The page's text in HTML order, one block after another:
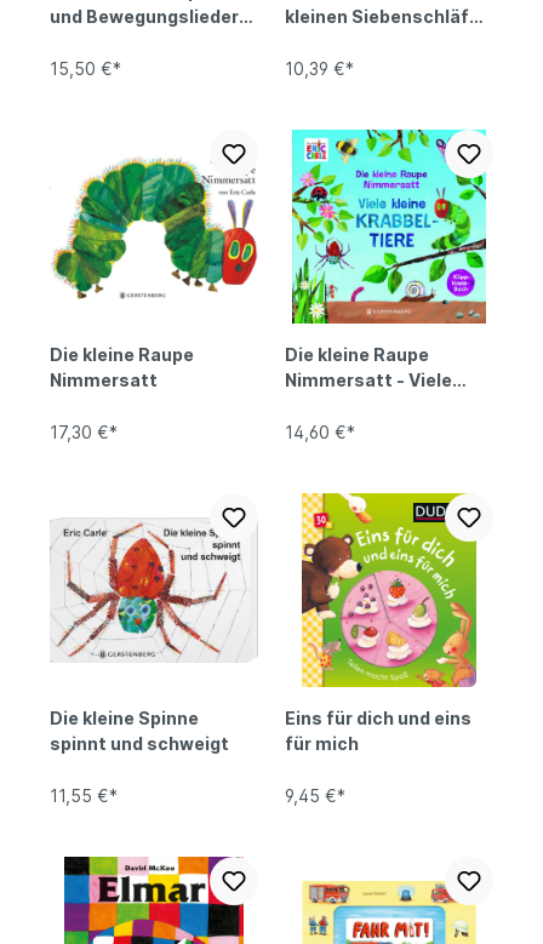
und Bewegungslieder
15,50 €*
kleinen Siebenschläfer,
lang grummelig war
10,39 €*
Die kleine Raupe
Nimmersatt
17,30 €*
Die kleine Raupe
Nimmersatt - Viele
14,60 €*
Die kleine Spinne
spinnt und schweigt
11,55 €*
Eins für dich und eins
für mich
9,45 €*